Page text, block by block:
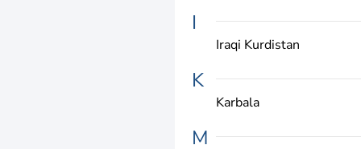
I
Iraqi Kurdistan
K
Karbala
M